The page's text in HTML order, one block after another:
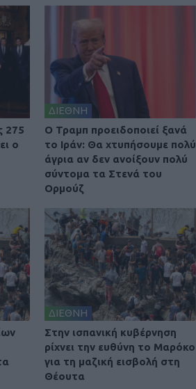
275
ο
ΔΙΕΘΝΗ
O Τραμπ προειδοποιεί ξανά
το Ιράν: Θα χτυπήσουμε πολύ
άγρια αν δεν ανοίξουν πολύ
σύντομα τα Στενά του
Ορμούζ
ΔΙΕΘΝΗ
Στην ισπανική κυβέρνηση
ρίχνει την ευθύνη το Μαρόκο
για τη μαζική εισβολή στη
Θέουτα